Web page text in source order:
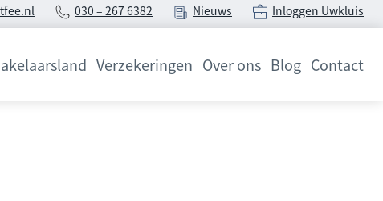
030 – 267 6382 Nieuws Inloggen Uwkluis
Verzekeringen Over ons Blog Contact